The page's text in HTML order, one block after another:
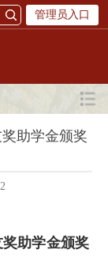
管理员入口
助学金颁奖
助学金颁奖